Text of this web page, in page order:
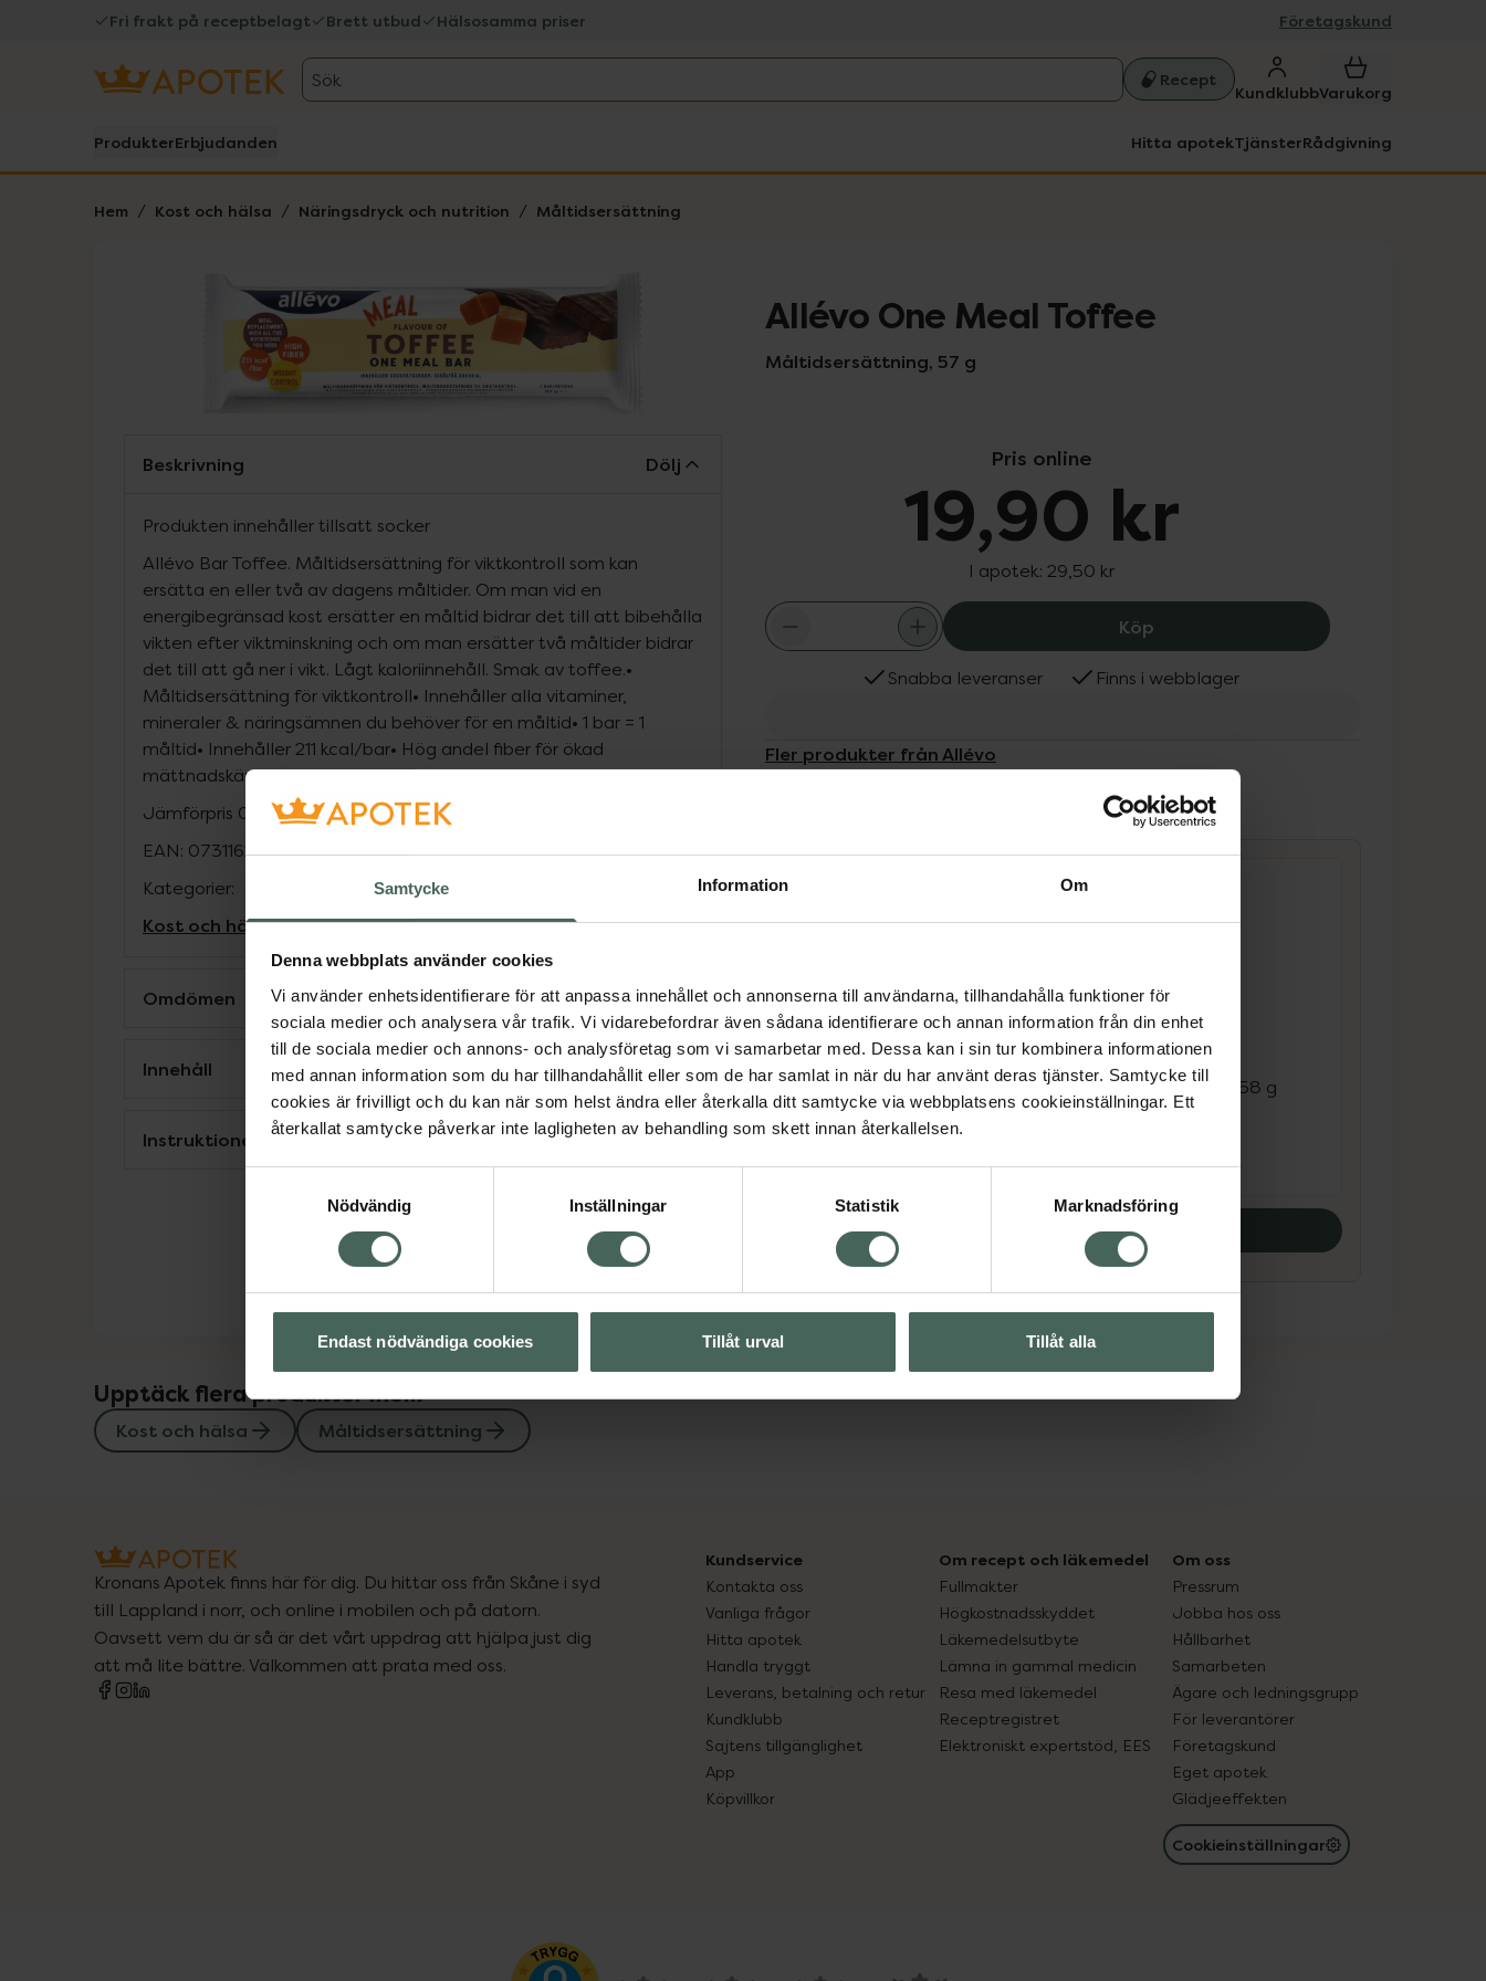
Samtycke Information Om
Denna webbplats använder cookies
Vi använder enhetsidentifierare för att anpassa innehållet och annonserna till användarna, tillhandahålla funktioner för
sociala medier och analysera vår trafik. Vi vidarebefordrar även sådana identifierare och annan information från din enhet
till de sociala medier och annons- och analysföretag som vi samarbetar med. Dessa kan i sin tur kombinera informationen
med annan information som du har tillhandahållit eller som de har samlat in när du har använt deras tjänster. Samtycke till
cookies är frivilligt och du kan när som helst ändra eller återkalla ditt samtycke via webbplatsens cookieinställningar. Ett
återkallat samtycke påverkar inte lagligheten av behandling som skett innan återkallelsen.
Nödvändig
Inställningar Statistik Marknadsföring
Endast nödvändiga cookies Tillåt urval Tillåt alla
Fri frakt på receptbelagt Brett utbud Hälsosamma priser Företagskund
Sök Recept
KundklubbVarukorg
ProdukterErbjudanden Hitta apotekTjänsterRådgivning
Hem Kost och hälsa Näringsdryck och nutrition Måltidsersättning
Lista: . Innehåller 1 objekt.
Hoppa över Lista
Allévo One Meal Toffee
Måltidsersättning, 57 g
Pris online
19,90 kr
I apotek: 29,50 kr
Köp Allévo One Meal Toffee, 19.9 kr.
Snabba leveranser Finns i webblager
Fler produkter från Allévo
4.6 av 5 i omdöme
Allévo One Meal Toffee
Måltidsersättning, 57 g
Pris online
3.8 av 5 i omdöme
Allévo One Meal
Blueberry
Måltidsersättning, 58 g
19 kr
Köp båda för
38,90 kr Köp båda
Beskrivning Dölj
Produkten innehåller tillsatt socker
Allévo Bar Toffee. Måltidsersättning för viktkontroll som kan
ersätta en eller två av dagens måltider. Om man vid en
energibegränsad kost ersätter en måltid bidrar det till att bibehålla
vikten efter viktminskning och om man ersätter två måltider bidrar
det till att gå ner i vikt. Lågt kaloriinnehåll. Smak av toffee.•
Måltidsersättning för viktkontroll• Innehåller alla vitaminer,
mineraler & näringsämnen du behöver för en måltid• 1 bar = 1
måltid• Innehåller 211 kcal/bar• Hög andel fiber för ökad
mättnadskänsla samt hög andel protein• Smak av toffee/kola
Jämförpris 0,54 kr /g
EAN: 07311620012230
Kategorier:
Kost och hälsaMåltidsersättning
Omdömen Visa
Innehåll Visa
Instruktioner Visa
Upptäck flera produkter inom
Kost och hälsa Måltidsersättning
Kronans Apotek finns här för dig. Du hittar oss från Skåne i syd
till Lappland i norr, och online i mobilen och på datorn.
Oavsett vem du är så är det vårt uppdrag att hjälpa just dig
att må lite bättre. Välkommen att prata med oss.
Kundservice
Kontakta oss
Vanliga frågor
Hitta apotek
Handla tryggt
Leverans, betalning och retur
Kundklubb
Sajtens tillgänglighet
App
Köpvillkor
Om recept och läkemedel
Fullmakter
Högkostnadsskyddet
Läkemedelsutbyte
Lämna in gammal medicin
Resa med läkemedel
Receptregistret
Elektroniskt expertstöd, EES
Om oss
Pressrum
Jobba hos oss
Hållbarhet
Samarbeten
Ägare och ledningsgrupp
För leverantörer
Företagskund
Eget apotek
Glädjeeffekten
Cookieinställningar